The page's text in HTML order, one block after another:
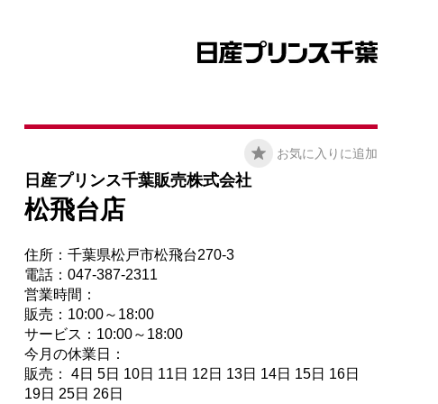
お気に入りに追加
日産プリンス千葉販売株式会社
松飛台店
住所：千葉県松戸市松飛台270-3
電話：047-387-2311
営業時間：
販売：10:00～18:00
サービス：10:00～18:00
今月の休業日：
販売： 4日 5日 10日 11日 12日 13日 14日 15日 16日
19日 25日 26日